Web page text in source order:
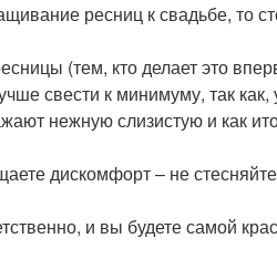
ресниц к свадьбе, то
(тем, кто делает это
свести к минимуму, так как,
нежную слизистую и как
дискомфорт – не
и вы будете самой